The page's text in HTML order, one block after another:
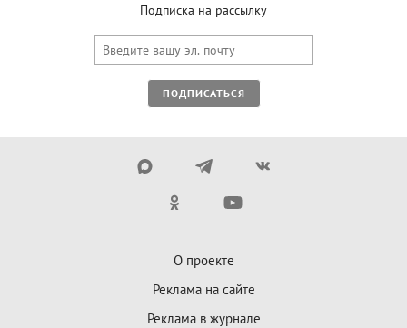
Подписка на рассылку
ПОДПИСАТЬСЯ
О проекте
Реклама на сайте
Реклама в журнале